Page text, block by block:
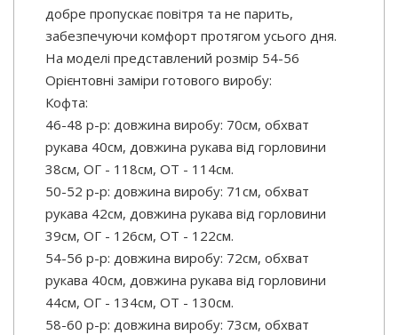
добре пропускає повітря та не парить,
забезпечуючи комфорт протягом усього дня.
На моделі представлений розмір 54-56
Орієнтовні заміри готового виробу:
Кофта:
46-48 р-р: довжина виробу: 70см, обхват
рукава 40см, довжина рукава від горловини
38см, ОГ - 118см, ОТ - 114см.
50-52 р-р: довжина виробу: 71см, обхват
рукава 42см, довжина рукава від горловини
39см, ОГ - 126см, ОТ - 122см.
54-56 р-р: довжина виробу: 72см, обхват
рукава 40см, довжина рукава від горловини
44см, ОГ - 134см, ОТ - 130см.
58-60 р-р: довжина виробу: 73см, обхват